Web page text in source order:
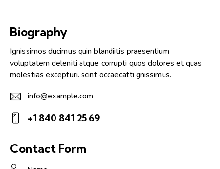
Biography
Ignissimos ducimus quin blandiitis praesentium
voluptatem deleniti atque corrupti quos dolores et quas
molestias excepturi. scint occaecatti gnissimus.
E-
m
info@example.com
on
e:
+1 840 841 25 69
Contact Form